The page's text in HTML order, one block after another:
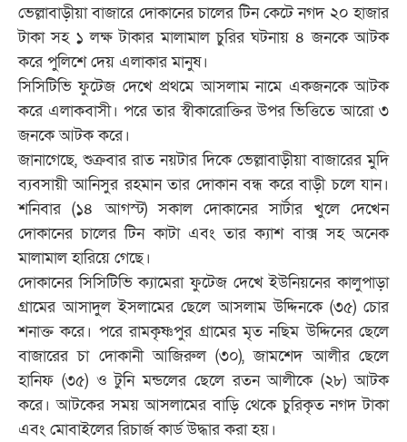
ভেল্লাবাড়ীয়া বাজারে দোকানের চালের টিন কেটে নগদ ২০ হাজার
টাকা সহ ১ লক্ষ টাকার মালামাল চুরির ঘটনায় ৪ জনকে আটক
করে পুলিশে দেয় এলাকার মানুষ।
সিসিটিভি ফুটেজ দেখে প্রথমে আসলাম নামে একজনকে আটক
করে এলাকবাসী। পরে তার স্বীকারোক্তির উপর ভিত্তিতে আরো ৩
জনকে আটক করে।
জানাগেছে, শুক্রবার রাত নয়টার দিকে ভেল্লাবাড়ীয়া বাজারের মুদি
ব্যবসায়ী আনিসুর রহমান তার দোকান বন্ধ করে বাড়ী চলে যান।
শনিবার (১৪ আগস্ট) সকাল দোকানের সার্টার খুলে দেখেন
দোকানের চালের টিন কাটা এবং তার ক্যাশ বাক্স সহ অনেক
মালামাল হারিয়ে গেছে।
দোকানের সিসিটিভি ক্যামেরা ফুটেজ দেখে ইউনিয়নের কালুপাড়া
গ্রামের আসাদুল ইসলামের ছেলে আসলাম উদ্দিনকে (৩৫) চোর
শনাক্ত করে। পরে রামকৃষ্ণপুর গ্রামের মৃত নছিম উদ্দিনের ছেলে
বাজারের চা দোকানী আজিরুল (৩০), জামশেদ আলীর ছেলে
হানিফ (৩৫) ও টুনি মন্ডলের ছেলে রতন আলীকে (২৮) আটক
করে। আটকের সময় আসলামের বাড়ি থেকে চুরিকৃত নগদ টাকা
এবং মোবাইলের রিচার্জ কার্ড উদ্ধার করা হয়।